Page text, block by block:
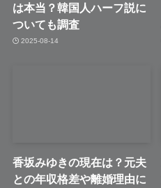
は本当？韓国人ハーフ説に
ついても調査
2025-08-14
香坂みゆきの現在は？元夫
との年収格差や離婚理由に